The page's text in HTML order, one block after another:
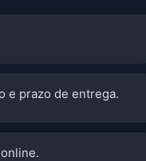
e prazo de entrega.